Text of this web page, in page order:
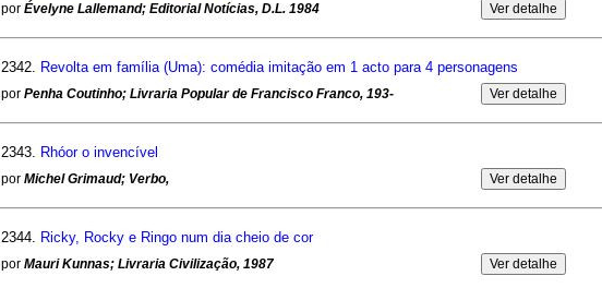
por Évelyne Lallemand; Editorial Notícias, D.L. 1984
2342. Revolta em família (Uma): comédia imitação em 1 acto para 4 personagens
por Penha Coutinho; Livraria Popular de Francisco Franco, 193-
2343. Rhóor o invencível
por Michel Grimaud; Verbo,
2344. Ricky, Rocky e Ringo num dia cheio de cor
por Mauri Kunnas; Livraria Civilização, 1987